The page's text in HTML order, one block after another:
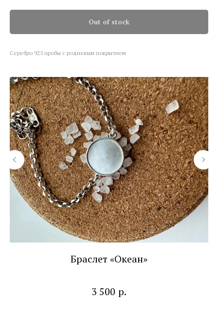
Out of stock
Серебро 925 пробы с родиевым покрытием
Браслет «Океан»
3 500 р.